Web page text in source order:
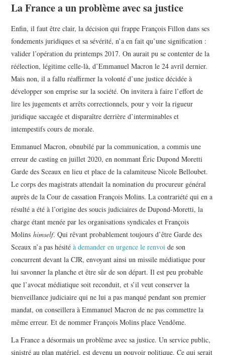
La France a un problème avec sa justice
Enfin, il faut être clair, la décision qui frappe François Fillon dans ses
fondements juridiques et sa sévérité, n’a en fait qu’une signification :
valider l’opération du printemps 2017. On aurait pu se contenter de la
réélection, légitime celle-là, d’Emmanuel Macron le 24 avril dernier.
Mais non, il a fallu réaffirmer la volonté d’une justice décidée à
développer son emprise sur la société. On invitera à faire l’effort de
lire les jugements et arrêts correctionnels, pour y voir la rigueur
juridique saccagée et disparaître derrière d’interminables et
intempestifs cours de morale.
Emmanuel Macron, obnubilé par la communication, a commis une
erreur de casting en juillet 2020, en nommant Éric Dupond Moretti
Garde des Sceaux en lieu et place de la calamiteuse Nicole Belloubet.
Le corps des magistrats attendait la nomination du procureur général
auprès de la Cour de cassation François Molins. La contrariété qui en a
résulté a été à l’origine des soucis judiciaires de Dupond-Moretti, la
charge étant menée par les organisations syndicales et François
Molinshimself. Qui rêvant probablement toujours d’être Garde des
Sceaux n’a pas hésité à demander en urgence le renvoi de son
concurrent devant la CJR, envoyant ainsi un missile médiatique pour
lui savonner la planche et être sûr de son départ. Il est peu probable
que l’avocat médiatique soit reconduit, et s’il veut conserver la
bienveillance judiciaire qui ne lui a pas manqué pendant son premier
mandat, on conseillera à Emmanuel Macron de ne pas commettre la
même erreur. Et de nommer François Molins place Vendôme.
La France a désormais un problème avec sa justice. Un service public,
sinistré au plan matériel, est devenu un pouvoir politique. Ce qui serait